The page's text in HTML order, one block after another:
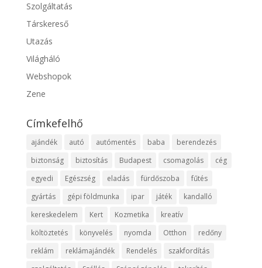
Szolgáltatás
Társkereső
Utazás
Világháló
Webshopok
Zene
Címkefelhő
ajándék autó autómentés baba
berendezés
biztonság
biztosítás Budapest csomagolás
cég
egyedi
Egészség eladás fürdőszoba
fűtés
gyártás
gépi földmunka ipar játék
kandalló
kereskedelem
Kert Kozmetika
kreatív
költöztetés
könyvelés nyomda Otthon
redőny
reklám
reklámajándék Rendelés
szakfordítás